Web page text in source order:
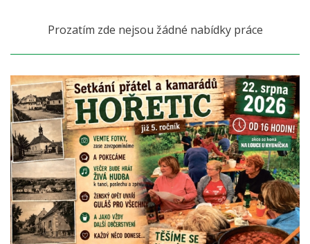
Prozatím zde nejsou žádné nabídky práce